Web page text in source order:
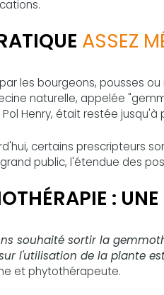
ASSEZ
les bourgeons, pousses
naturelle, appelée
Pol Henry, était restée
certains prescripteurs
public, l'étendue des
: UNE
souhaité sortir la
l'utilisation de la plante
et phytothérapeute.